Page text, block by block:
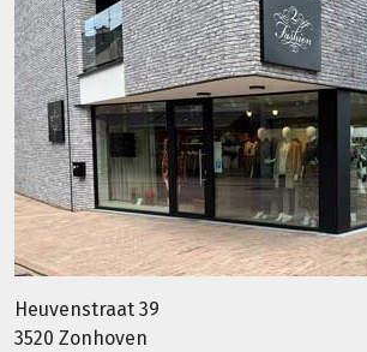
Heuvenstraat 39
3520 Zonhoven